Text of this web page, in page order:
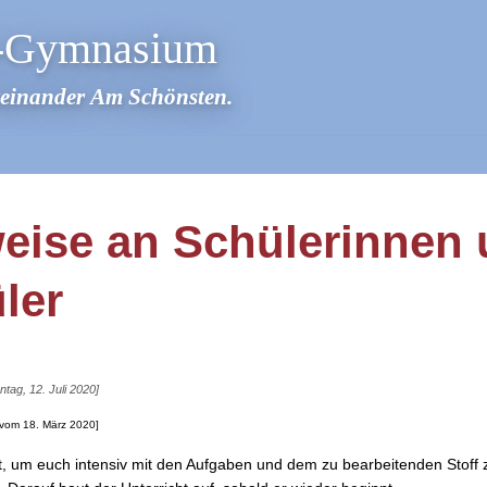
Am Schönsten.
an Schülerinnen
12. Juli 2020]
18. März 2020]
um euch intensiv mit den Aufgaben und dem zu bearbeitenden Stoff